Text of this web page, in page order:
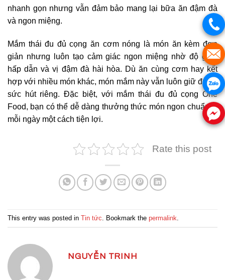
nhanh gọn nhưng vẫn đảm bảo mang lại bữa ăn đậm đà
và ngon miệng.
Mắm thái đu đủ cọng ăn cơm nóng là món ăn kèm đơn
giản nhưng luôn tạo cảm giác ngon miệng nhờ độ giòn
hấp dẫn và vị đậm đà hài hòa. Dù ăn cùng cơm hay kết
hợp với nhiều món khác, món mắm này vẫn luôn giữ được
sức hút riêng. Đặc biệt, với mắm thái đu đủ cọng One
Food, bạn có thể dễ dàng thưởng thức món ngon chuẩn vị
mỗi ngày một cách tiện lợi.
Rate this post
This entry was posted in Tin tức . Bookmark the permalink
NGUYỄN TRINH